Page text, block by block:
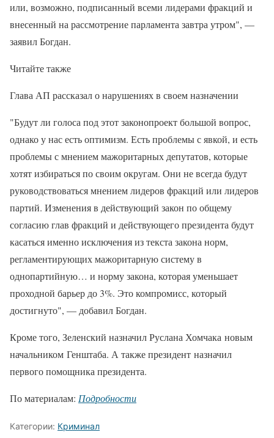
или, возможно, подписанный всеми лидерами фракций и
внесенный на рассмотрение парламента завтра утром", —
заявил Богдан.
Читайте также
Глава АП рассказал о нарушениях в своем назначении
"Будут ли голоса под этот законопроект большой вопрос,
однако у нас есть оптимизм. Есть проблемы с явкой, и есть
проблемы с мнением мажоритарных депутатов, которые
хотят избираться по своим округам. Они не всегда будут
руководствоваться мнением лидеров фракций или лидеров
партий. Изменения в действующий закон по общему
согласию глав фракций и действующего президента будут
касаться именно исключения из текста закона норм,
регламентирующих мажоритарную систему в
однопартийную… и норму закона, которая уменьшает
проходной барьер до 3%. Это компромисс, который
достигнуто", — добавил Богдан.
Кроме того, Зеленский назначил Руслана Хомчака новым
начальником Генштаба. А также президент назначил
первого помощника президента.
По материалам: Подробности
Категории: Криминал